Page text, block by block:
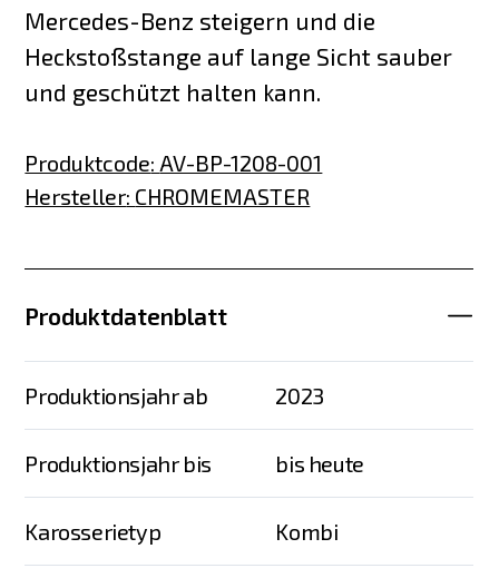
Mercedes-Benz steigern und die
Heckstoßstange auf lange Sicht sauber
und geschützt halten kann.
Produktcode: AV-BP-1208-001
Hersteller: CHROMEMASTER
Produktdatenblatt
Produktionsjahr ab 2023
Produktionsjahr bis bis heute
Karosserietyp Kombi